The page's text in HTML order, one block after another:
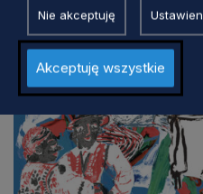
Nie akceptuję
Akceptuję wszystkie